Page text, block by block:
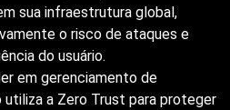
sua infraestrutura global,
o risco de ataques e
do usuário.
em gerenciamento de
a Zero Trust para proteger